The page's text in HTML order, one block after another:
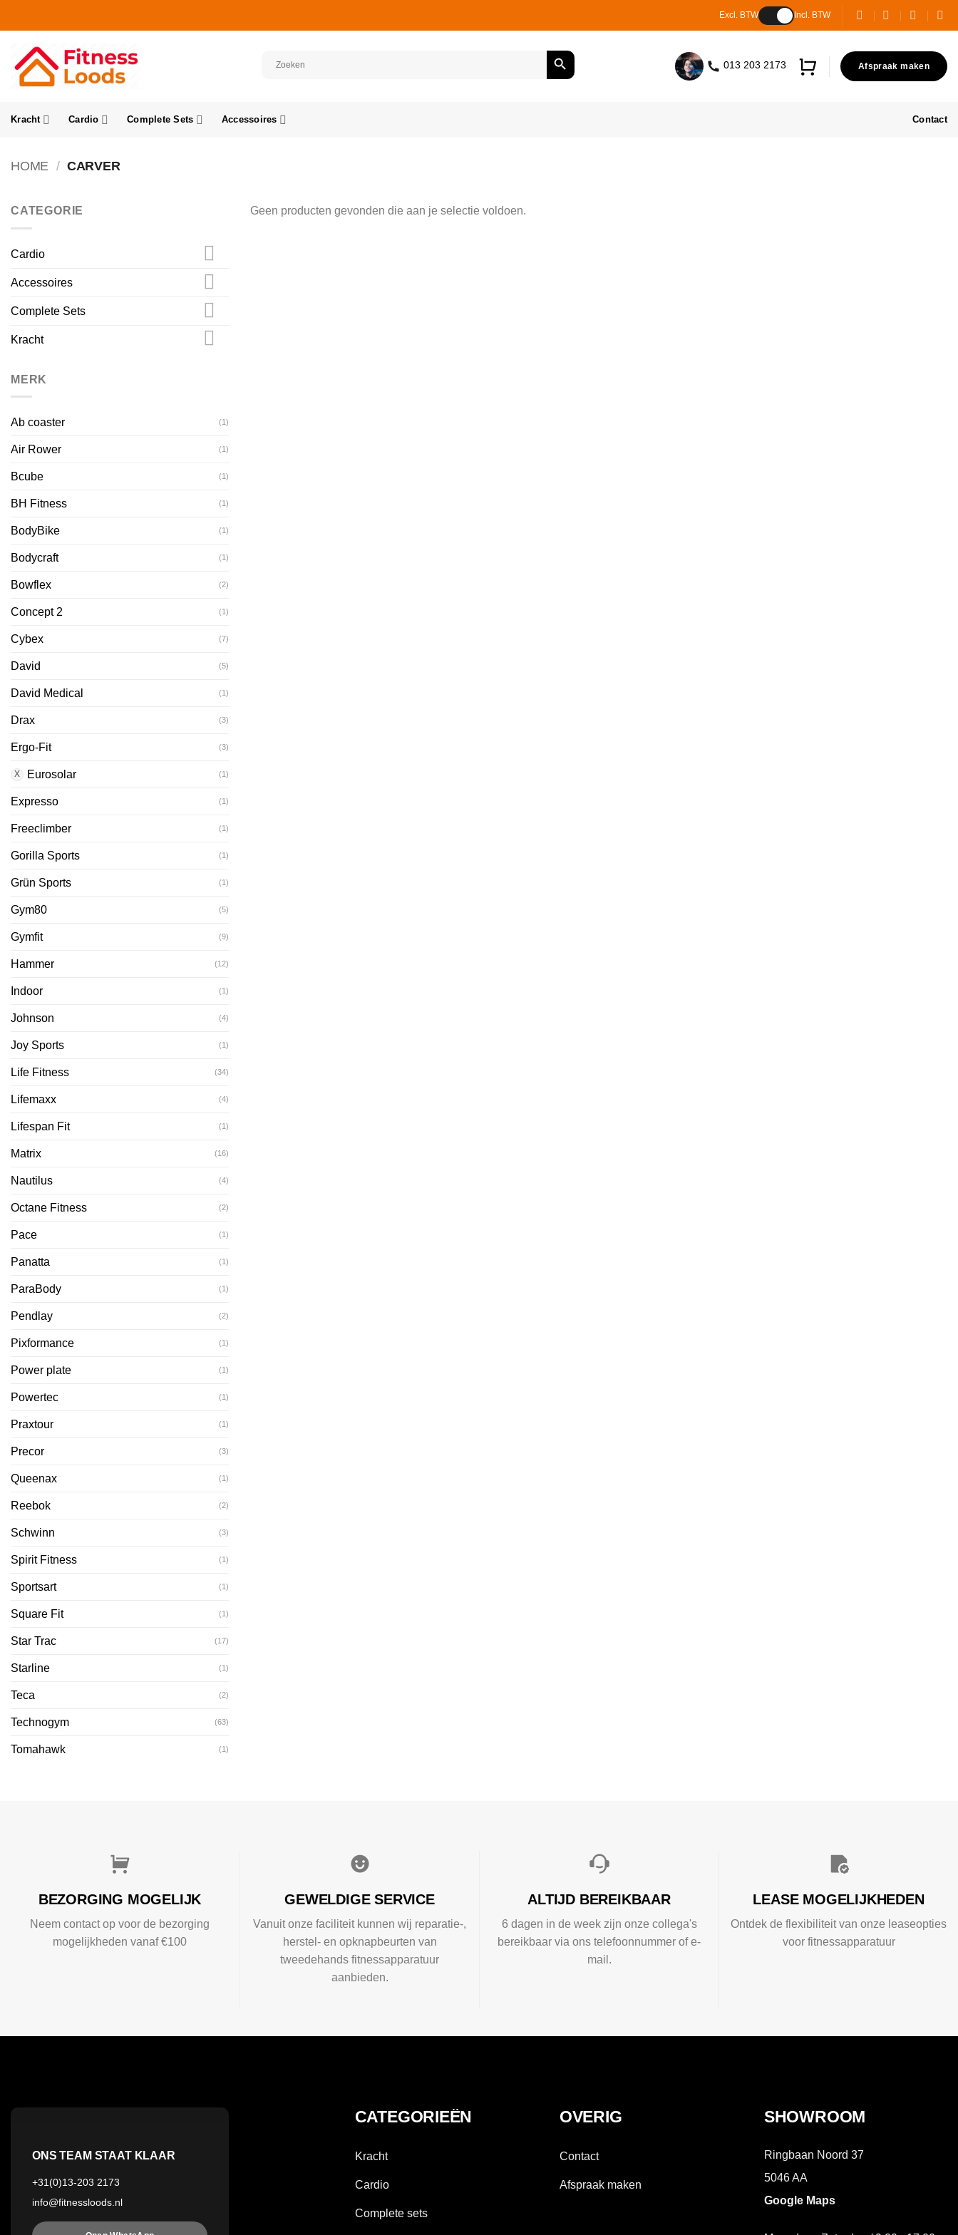
Excl. BTW Incl. BTW
013 203 2173 Afspraak maken
Kracht Cardio Complete Sets Accessoires Contact
HOME / CARVER
CATEGORIE
Cardio
Accessoires
Complete Sets
Kracht
MERK
Ab coaster (1)
Air Rower (1)
Bcube (1)
BH Fitness (1)
BodyBike (1)
Bodycraft (1)
Bowflex (2)
Concept 2 (1)
Cybex (7)
David (5)
David Medical (1)
Drax (3)
Ergo-Fit (3)
Eurosolar (1)
Expresso (1)
Freeclimber (1)
Gorilla Sports (1)
Grün Sports (1)
Gym80 (5)
Gymfit (9)
Hammer (12)
Indoor (1)
Johnson (4)
Joy Sports (1)
Life Fitness (34)
Lifemaxx (4)
Lifespan Fit (1)
Matrix (16)
Nautilus (4)
Octane Fitness (2)
Pace (1)
Panatta (1)
ParaBody (1)
Pendlay (2)
Pixformance (1)
Power plate (1)
Powertec (1)
Praxtour (1)
Precor (3)
Queenax (1)
Reebok (2)
Schwinn (3)
Spirit Fitness (1)
Sportsart (1)
Square Fit (1)
Star Trac (17)
Starline (1)
Teca (2)
Technogym (63)
Tomahawk (1)
Geen producten gevonden die aan je selectie voldoen.
BEZORGING MOGELIJK
Neem contact op voor de bezorging
mogelijkheden vanaf €100
GEWELDIGE SERVICE
Vanuit onze faciliteit kunnen wij reparatie-,
herstel- en opknapbeurten van
tweedehands fitnessapparatuur
aanbieden.
ALTIJD BEREIKBAAR
6 dagen in de week zijn onze collega's
bereikbaar via ons telefoonnummer of e-
mail.
LEASE MOGELIJKHEDEN
Ontdek de flexibiliteit van onze leaseopties
voor fitnessapparatuur
ONS TEAM STAAT KLAAR
+31(0)13-203 2173
info@fitnessloods.nl
CATEGORIEËN
Kracht
Cardio
Complete sets
OVERIG
Contact
Afspraak maken
SHOWROOM
Ringbaan Noord 37
5046 AA
Google Maps